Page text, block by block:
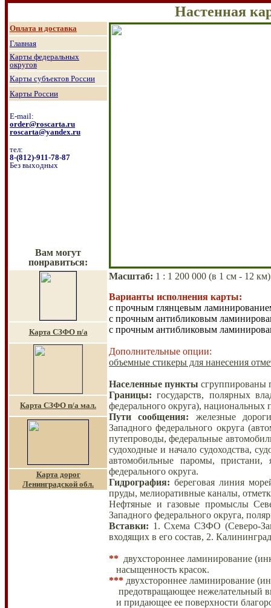
Настенная
Оплата и доставка
Главная
Карты федеральных
округов
Карты субъектов России
Карты России
E-mail:
order@roscarta.ru
roscarta@yandex.ru
тел:
8-(812)-911-78-87
Без выходных
Вам могут
понравиться:
Масштаб: 1 : 1 200 000 (в 1 см -
Варианты исполнения карты:
с прочным глянцевым
с прочным антибликовым
с прочным антибликовым
Дополнительные опции:
объемные стикеры для нанесения
Населенные пункты сгруппированы
Границы: государств, полярных
федерального округа), национальных
Пути сообщения: железные
Западного федерального округа
путепроводы, федеральные
судоходные и начало судоходства,
автомобильные паромы, пристани,
федерального округа.
Гидрография: береговая линия
пруды, мелиоративные каналы,
Нефтяные и газовые промыслы
Западного федерального округа,
Вставки: 1. Схема СЗФО (Северо-
входящих в его состав, 2.
** двухстороннее ламинирование
насыщенность красок.
*** двухстороннее ламинирование
предотвращающее нежелательный
и придающее ее поверхности
Карта СЗФОп/а
Карта СЗФО п/а мал.
Карта дорог
Ленинградской обл.